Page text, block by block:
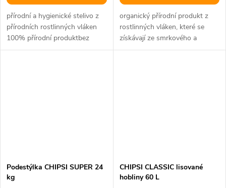
přírodní a hygienické stelivo z
přírodních rostlinných vláken
100% přírodní produktbez
chemie efektivně pohlcuje...
organický přírodní produkt z
rostlinných vláken, které se
získávají ze smrkového a
jedlového dřeva má silné sací...
Podestýlka CHIPSI SUPER 24
kg
CHIPSI CLASSIC lisované
hobliny 60 L